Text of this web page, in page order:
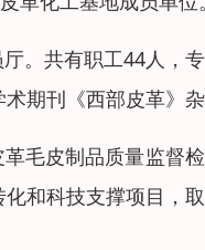
。共有职工44人，
期刊《西部皮革》
毛皮制品质量监督
化和科技支撑项目，